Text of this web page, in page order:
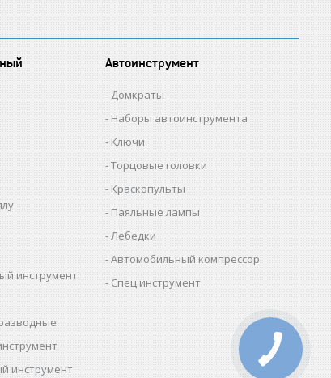
инструмент
инструмент
Автоинструмент
Домкраты
Наборы автоинструмента
Ключи
Торцовые головки
Краскопульты
Паяльные лампы
Лебедки
Автомобильный компрессор
Спец.инструмент